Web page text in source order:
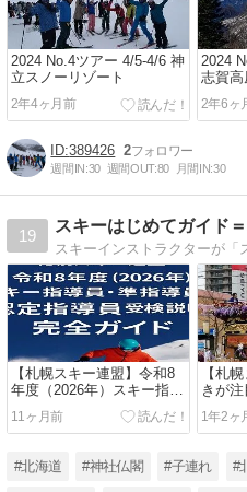
2024 No.4ツアー 4/5-4/6 神
立スノーリゾート
2年4ヶ月前
2024
志賀高
2年6ヶ
389426 2
週間IN:30 週間OUT:80 月間IN:30
19
スキーはじめてガイド
【札幌スキー連盟】令和8
年度（2026年）スキー指導
員・準指導員・認定指導員
受検説明会 完全ガイド
11ヶ月前
【札
きが
例祭
1年2ヶ
#北海道 #神社仏閣 #子連れ #